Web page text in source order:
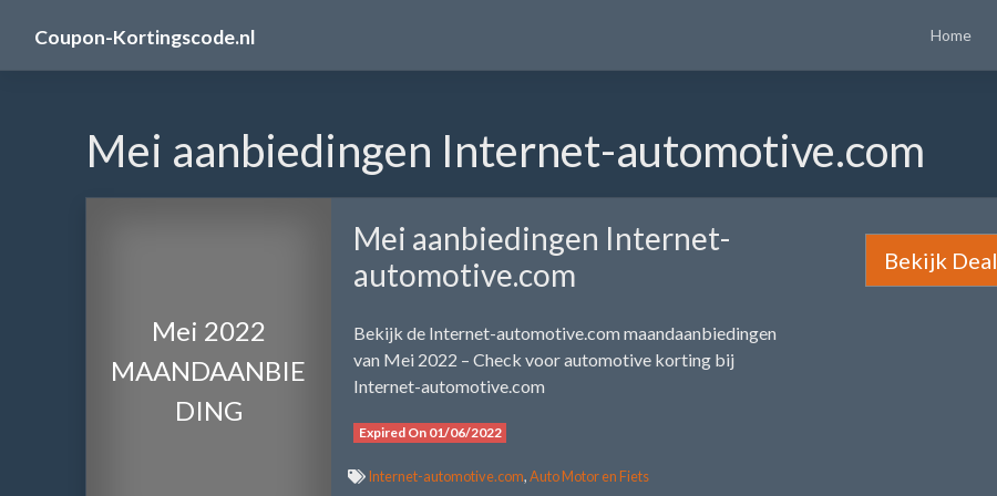
Coupon-Kortingscode.nl Home
Mei aanbiedingen Internet-automotive.com
Mei 2022
MAANDAANBIE
DING
Mei aanbiedingen Internet-
automotive.com
Bekijk de Internet-automotive.com maandaanbiedingen
van Mei 2022 – Check voor automotive korting bij
Internet-automotive.com
Expired On 01/06/2022
Bekijk Deal
Internet-automotive.com,Auto Motor en Fiets